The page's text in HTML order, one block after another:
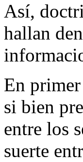
Así,
hallan
En
si bien
entre los
suerte